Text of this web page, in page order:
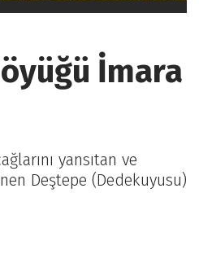
İmara
yansıtan ve
Deştepe (Dedekuyusu)